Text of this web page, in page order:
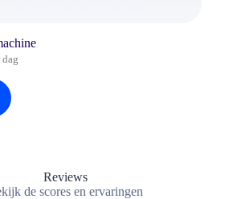
Reviews
de scores en ervaringen